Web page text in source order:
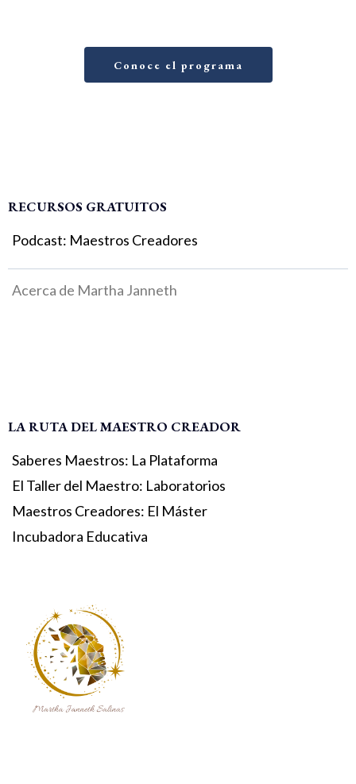
Conoce el programa
RECURSOS GRATUITOS
Podcast: Maestros Creadores
Acerca de Martha Janneth
LA RUTA DEL MAESTRO CREADOR
Saberes Maestros: La Plataforma
El Taller del Maestro: Laboratorios
Maestros Creadores: El Máster
Incubadora Educativa